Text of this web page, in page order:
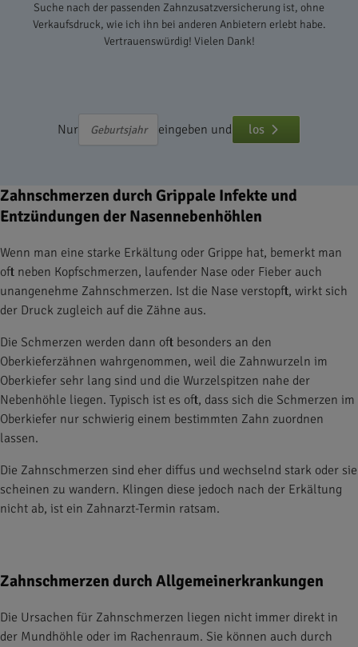
Suche nach der passenden Zahnzusatzversicherung ist, ohne
Verkaufsdruck, wie ich ihn bei anderen Anbietern erlebt habe.
Vertrauenswürdig! Vielen Dank!
Nur eingeben und los
Zahnschmerzen durch Grippale Infekte und
Entzündungen der Nasennebenhöhlen
Wenn man eine starke Erkältung oder Grippe hat, bemerkt man
oft neben Kopfschmerzen, laufender Nase oder Fieber auch
unangenehme Zahnschmerzen. Ist die Nase verstopft, wirkt sich
der Druck zugleich auf die Zähne aus.
Die Schmerzen werden dann oft besonders an den
Oberkieferzähnen wahrgenommen, weil die Zahnwurzeln im
Oberkiefer sehr lang sind und die Wurzelspitzen nahe der
Nebenhöhle liegen. Typisch ist es oft, dass sich die Schmerzen im
Oberkiefer nur schwierig einem bestimmten Zahn zuordnen
lassen.
Die Zahnschmerzen sind eher diffus und wechselnd stark oder sie
scheinen zu wandern. Klingen diese jedoch nach der Erkältung
nicht ab, ist ein Zahnarzt-Termin ratsam.
Zahnschmerzen durch Allgemeinerkrankungen
Die Ursachen für Zahnschmerzen liegen nicht immer direkt in
der Mundhöhle oder im Rachenraum. Sie können auch durch